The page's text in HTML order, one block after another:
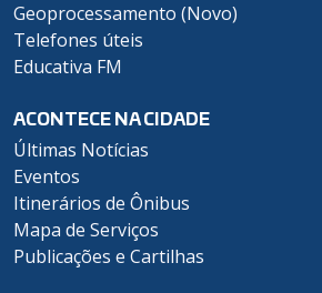
Geoprocessamento (Novo)
Telefones úteis
Educativa FM
ACONTECE NA CIDADE
Últimas Notícias
Eventos
Itinerários de Ônibus
Mapa de Serviços
Publicações e Cartilhas